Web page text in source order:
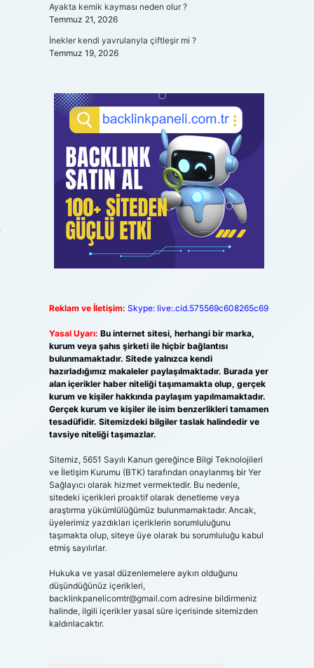
Ayakta kemik kayması neden olur ?
Temmuz 21, 2026
İnekler kendi yavrularıyla çiftleşir mi ?
Temmuz 19, 2026
Reklam ve İletişim: Skype: live:.cid.575569c608265c69
Yasal Uyarı: Bu internet sitesi, herhangi bir marka,
kurum veya şahıs şirketi ile hiçbir bağlantısı
bulunmamaktadır. Sitede yalnızca kendi
hazırladığımız makaleler paylaşılmaktadır. Burada yer
alan içerikler haber niteliği taşımamakta olup, gerçek
kurum ve kişiler hakkında paylaşım yapılmamaktadır.
Gerçek kurum ve kişiler ile isim benzerlikleri tamamen
tesadüfidir. Sitemizdeki bilgiler taslak halindedir ve
tavsiye niteliği taşımazlar.
Sitemiz, 5651 Sayılı Kanun gereğince Bilgi Teknolojileri
ve İletişim Kurumu (BTK) tarafından onaylanmış bir Yer
Sağlayıcı olarak hizmet vermektedir. Bu nedenle,
sitedeki içerikleri proaktif olarak denetleme veya
araştırma yükümlülüğümüz bulunmamaktadır. Ancak,
üyelerimiz yazdıkları içeriklerin sorumluluğunu
taşımakta olup, siteye üye olarak bu sorumluluğu kabul
etmiş sayılırlar.
Hukuka ve yasal düzenlemelere aykırı olduğunu
düşündüğünüz içerikleri,
backlinkpanelicomtr@gmail.comadresine bildirmeniz
halinde, ilgili içerikler yasal süre içerisinde sitemizden
kaldırılacaktır.